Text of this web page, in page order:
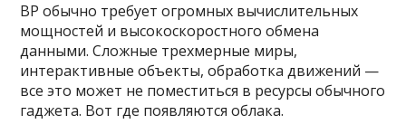
ВР обычно требует огромных вычислительных
мощностей и высокоскоростного обмена
данными. Сложные трехмерные миры,
интерактивные объекты, обработка движений —
все это может не поместиться в ресурсы обычного
гаджета. Вот где появляются облака.